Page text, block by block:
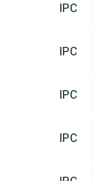
IPC
IPC
IPC
IPC